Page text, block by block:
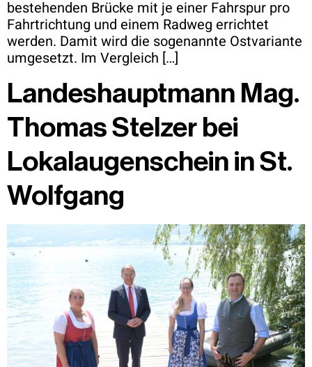
bestehenden Brücke mit je einer Fahrspur pro
Fahrtrichtung und einem Radweg errichtet
werden. Damit wird die sogenannte Ostvariante
umgesetzt. Im Vergleich […]
Landeshauptmann Mag.
Thomas Stelzer bei
Lokalaugenschein in St.
Wolfgang